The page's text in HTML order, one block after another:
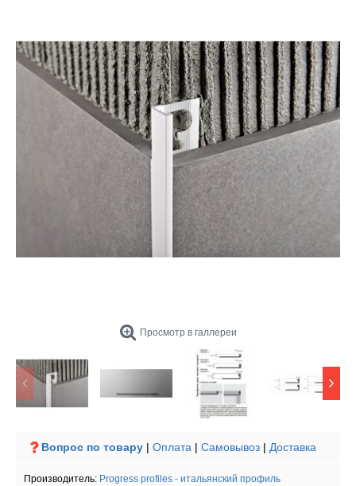
Просмотр в галлереи
Вопрос по товару | Оплата | Самовывоз | Доставка
Производитель: Progress profiles - итальянский профиль